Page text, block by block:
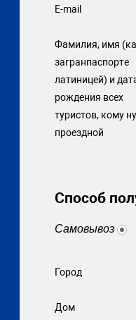
E-mail
Фамилия, имя
загранпаспорте
латиницей) и
рождения всех
туристов, кому
проездной
Способ
Самовывоз
Город
Дом